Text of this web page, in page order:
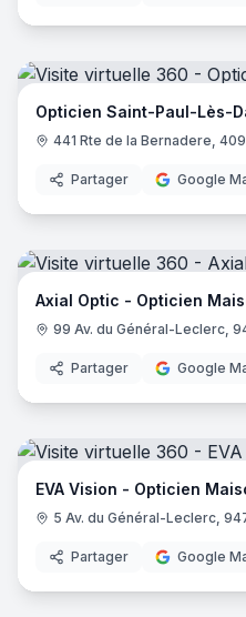
Opticien Saint-Paul-Lès-
441 Rte de la Bernadere,
Partager Google
Axial Optic - Opticien
99 Av. du Général-Leclerc,
Partager Google
EVA Vision - Opticien
5 Av. du Général-Leclerc,
Partager Google